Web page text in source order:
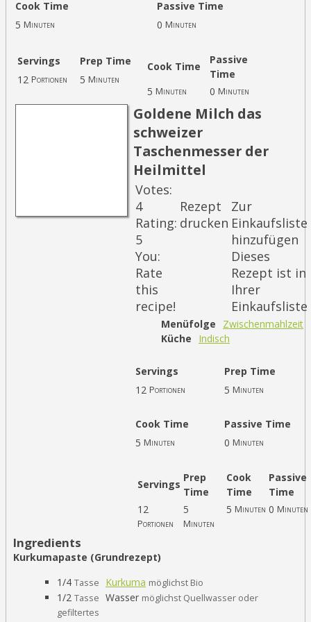
Cook Time
Passive Time
5 Minuten 0 Minuten
Servings
Prep Time
12 Portionen 5 Minuten
Cook Time
Passive
Time
5 Minuten 0 Minuten
Goldene Milch das
schweizer
Taschenmesser der
Heilmittel
Votes:
4
Rating:
5
You:
Rate
this
recipe!
Rezept
drucken
Zur
Einkaufsliste
hinzufügen
Dieses
Rezept ist in
Ihrer
Einkaufsliste
Menüfolge
Zwischenmahlzeit
Küche
Indisch
Servings
Prep Time
12 Portionen 5 Minuten
Cook Time
Passive Time
5 Minuten 0 Minuten
Servings
Prep
Time
12
Portionen
5
Minuten
Cook
Time
Passive
Time
5 Minuten 0 Minuten
Ingredients
Kurkumapaste (Grundrezept)
1/4 Tasse Kurkuma möglichst Bio
1/2 Tasse Wasser möglichst Quellwasser oder
gefiltertes